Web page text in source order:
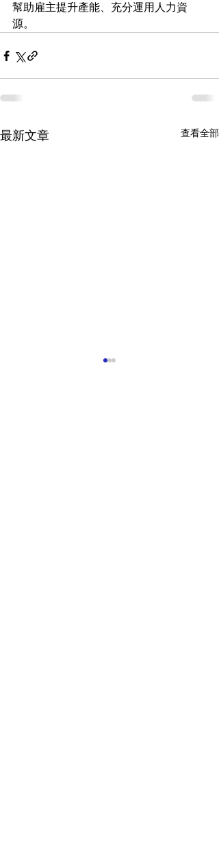
幫助雇主提升產能、充分運用人力資
源。
最新文章 查看全部